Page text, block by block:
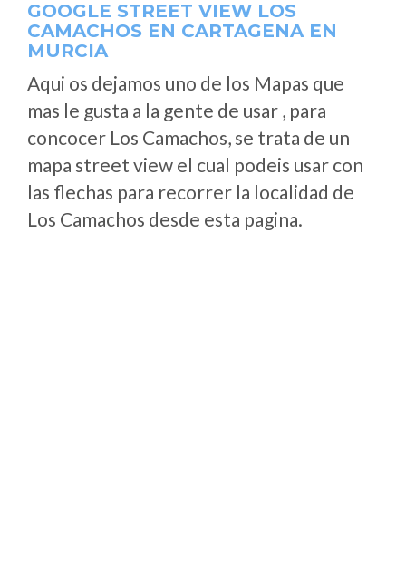
GOOGLE STREET VIEW LOS
CAMACHOS EN CARTAGENA EN
MURCIA
Aqui os dejamos uno de los Mapas que
mas le gusta a la gente de usar , para
concocer Los Camachos, se trata de un
mapa street view el cual podeis usar con
las flechas para recorrer la localidad de
Los Camachos desde esta pagina.